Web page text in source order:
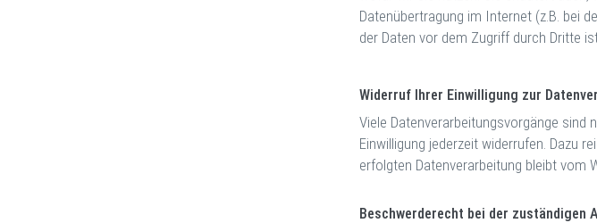
Datenübertragung im Internet (z.B. bei
der Daten vor dem Zugriff durch Dritte
Widerruf Ihrer Einwilligung zur
Viele Datenverarbeitungsvorgänge sind
Einwilligung jederzeit widerrufen. Dazu
erfolgten Datenverarbeitung bleibt vom
Beschwerderecht bei der zuständigen